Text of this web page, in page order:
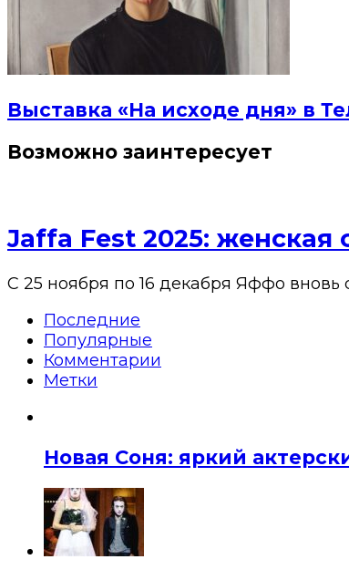
Выставка «На исходе дня» в
Возможно заинтересует
Jaffa Fest 2025:
С 25 ноября по 16 декабря Яффо вновь
Последние
Популярные
Комментарии
Метки
Новая Соня: яркий